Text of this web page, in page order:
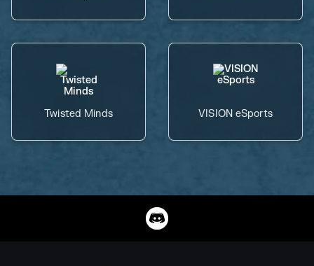
Twisted Minds VISION eSports